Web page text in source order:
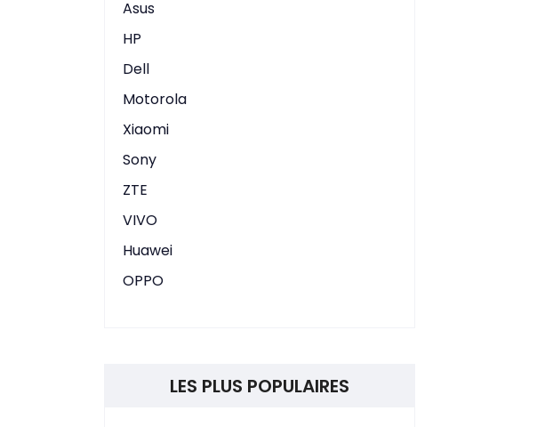
Asus
HP
Dell
Motorola
Xiaomi
Sony
ZTE
VIVO
Huawei
OPPO
LES PLUS POPULAIRES